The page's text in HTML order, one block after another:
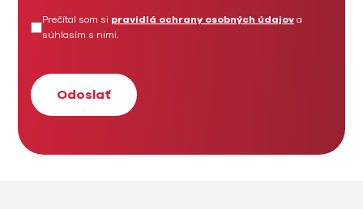
Prečítal som si pravidlá ochrany osobných údajova
súhlasím s nimi.